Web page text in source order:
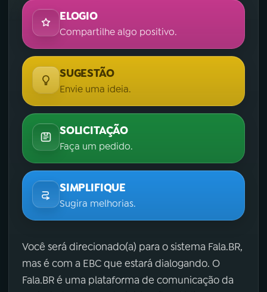
ELOGIO
Compartilhe algo positivo.
SUGESTÃO
Envie uma ideia.
SOLICITAÇÃO
Faça um pedido.
SIMPLIFIQUE
Sugira melhorias.
Você será direcionado(a) para o sistema Fala.BR,
mas é com a EBC que estará dialogando. O
Fala.BR é uma plataforma de comunicação da